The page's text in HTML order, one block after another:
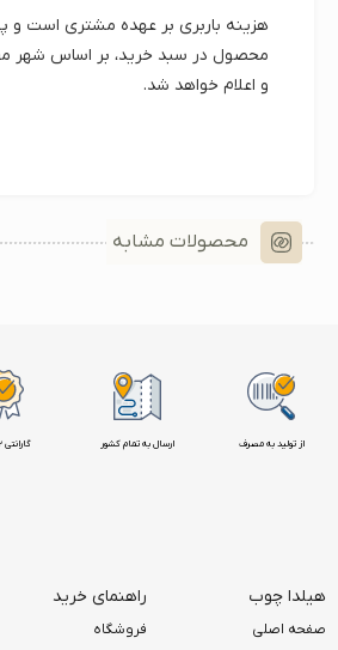
هزینه باربری بر عهده مشتری است و
محصول در سبد خرید، بر اساس شهر
و اعلام خواهد شد.
محصولات مشابه
گارانتی 2 ساله ارسال به تمام کشور از تولید به مصرف
هیلدا چوب
صفحه اصلی
راهنمای خرید
فروشگاه